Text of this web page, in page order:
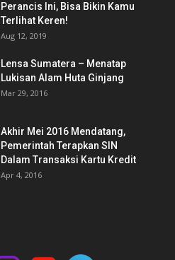
Perancis Ini, Bisa Bikin Kamu
Terlihat Keren!
Aug 12, 2019
Lensa Sumatera – Menatap
Lukisan Alam Huta Ginjang
Mar 29, 2016
Akhir Mei 2016 Mendatang,
Pemerintah Terapkan SIN
Dalam Transaksi Kartu Kredit
Apr 4, 2016